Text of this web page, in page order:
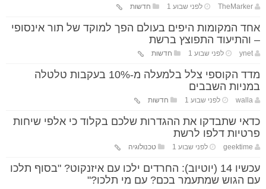
TheMarker לפני שבוע 1 חדשות
אחד המקומות היפים בעולם הפך למוקד של תור אינסופי
– והתיעוד התפוצץ ברשת
ynet לפני שבוע 1 חדשות
מדד הקוספי צלל בלמעלה מ-10% בעקבות טלטלה
במניות השבבים
walla לפני שבוע 1 חדשות
כדאי שתבדקו את ההגדרות שלכם בקלוד כי אלפי שיחות
פרטיות דלפו לרשת
geektime לפני שבוע 1 טכנולוגיה
עכשיו 14 (יוטיוב): החרדים ילכו עם איזנקוט? "בסוף תלכו
עם הגוש שמתעמר בכם? עם מי תלכו?"